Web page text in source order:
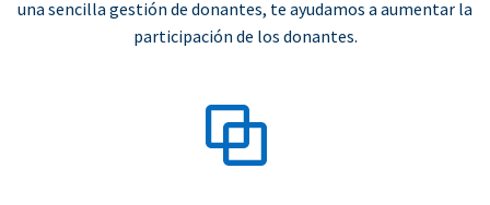
una sencilla gestión de donantes, te ayudamos a aumentar la
participación de los donantes.